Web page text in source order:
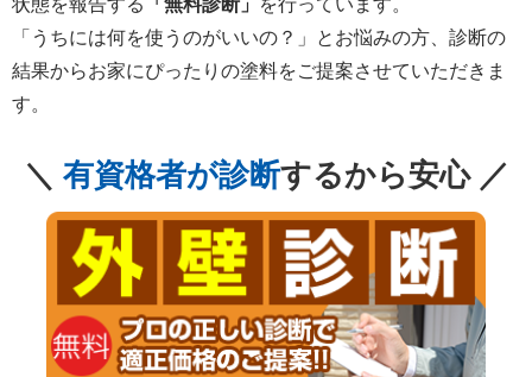
状態を報告する
「無料診断」
を行っています。
「うちには何を使うのがいいの？」とお悩みの方、診断の
結果からお家にぴったりの塗料をご提案させていただきま
す。
＼ 有資格者が診断するから安心 ／